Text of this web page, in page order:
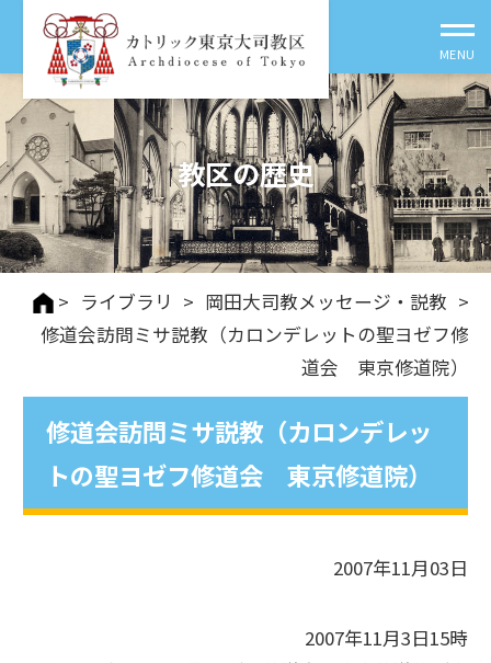
教区の歴史
> ライブラリ > 岡田大司教メッセージ・説教 >
修道会訪問ミサ説教（カロンデレットの聖ヨゼフ修
道会 東京修道院）
修道会訪問ミサ説教（カロンデレッ
トの聖ヨゼフ修道会 東京修道院）
2007年11月03日
2007年11月3日15時